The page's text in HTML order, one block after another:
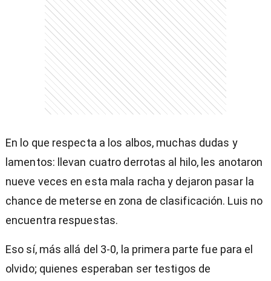
En lo que respecta a los albos, muchas dudas y
lamentos: llevan cuatro derrotas al hilo, les anotaron
nueve veces en esta mala racha y dejaron pasar la
chance de meterse en zona de clasificación. Luis no
encuentra respuestas.
Eso sí, más allá del 3-0, la primera parte fue para el
olvido; quienes esperaban ser testigos de